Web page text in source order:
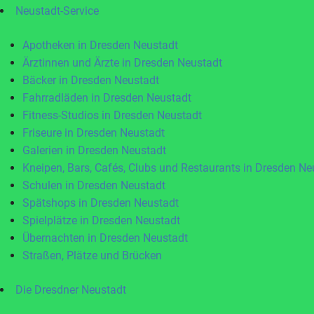
Neustadt-Service
Apotheken in Dresden Neustadt
Ärztinnen und Ärzte in Dresden Neustadt
Bäcker in Dresden Neustadt
Fahrradläden in Dresden Neustadt
Fitness-Studios in Dresden Neustadt
Friseure in Dresden Neustadt
Galerien in Dresden Neustadt
Kneipen, Bars, Cafés, Clubs und Restaurants in Dresden
Schulen in Dresden Neustadt
Spätshops in Dresden Neustadt
Spielplätze in Dresden Neustadt
Übernachten in Dresden Neustadt
Straßen, Plätze und Brücken
Die Dresdner Neustadt